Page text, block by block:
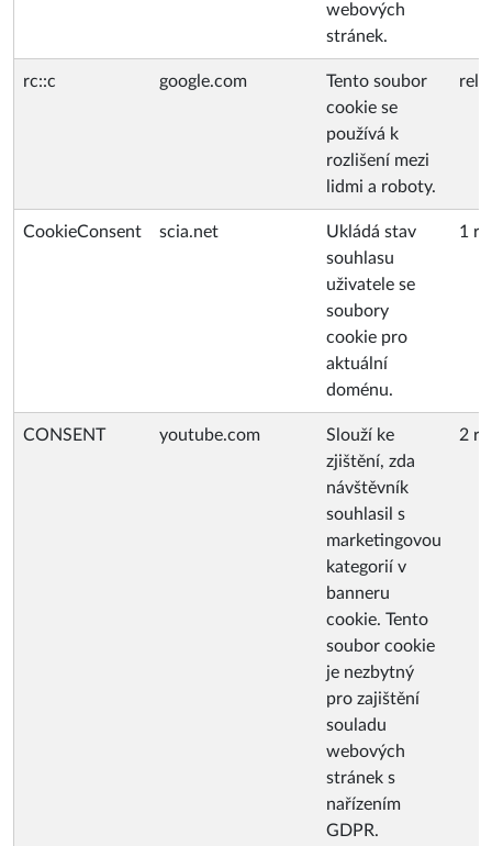
webových
stránek.
rc::c google.com
Tento soubor
cookie se
používá k
rozlišení mezi
lidmi a roboty.
CookieConsent scia.net
Ukládá stav
souhlasu
uživatele se
soubory
cookie pro
aktuální
doménu.
1
CONSENT youtube.com
Slouží ke
zjištění, zda
návštěvník
souhlasil s
marketingovou
kategorií v
banneru
cookie. Tento
soubor cookie
je nezbytný
pro zajištění
souladu
webových
stránek s
nařízením
GDPR.
2